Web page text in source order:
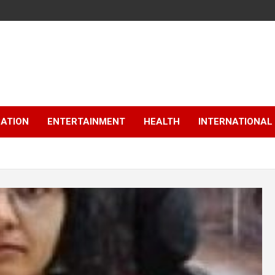
ENTERTAINMENT HEALTH INTERNATIONAL